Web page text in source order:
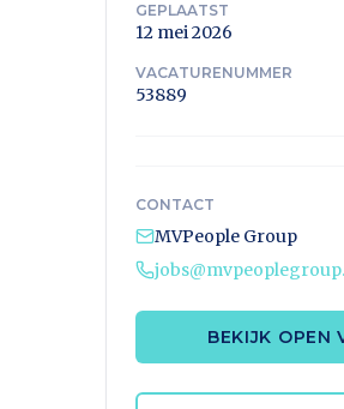
GEPLAATST
12 mei 2026
VACATURENUMMER
53889
CONTACT
MVPeople Group
BEKIJK OPEN